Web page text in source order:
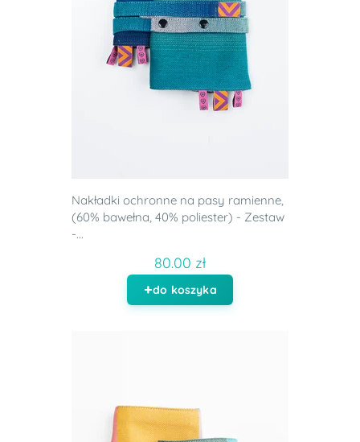
Nakładki ochronne na pasy ramienne,
(60% bawełna, 40% poliester) - Zestaw
-...
80.00 zł
do koszyka